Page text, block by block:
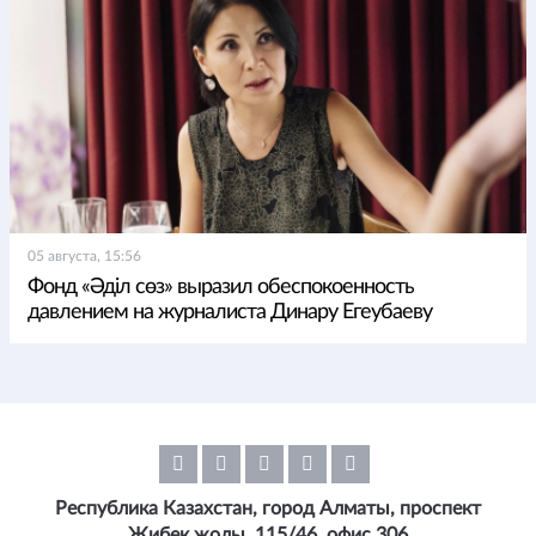
05 августа, 15:56
Фонд «Әділ сөз» выразил обеспокоенность
давлением на журналиста Динару Егеубаеву
Республика Казахстан, город Алматы, проспект